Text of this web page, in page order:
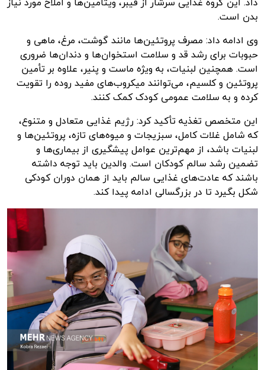
بدن است.
وی ادامه داد: مصرف پروتئین‌ها مانند گوشت، مرغ، ماهی و
حبوبات برای رشد قد و سلامت استخوان‌ها و دندان‌ها ضروری
است. همچنین لبنیات، به ویژه ماست و پنیر، علاوه بر تأمین
پروتئین و کلسیم، می‌توانند میکروب‌های مفید روده را تقویت
کرده و به سلامت عمومی کودک کمک کنند.
این متخصص تغذیه تأکید کرد: رژیم غذایی متعادل و متنوع،
که شامل غلات کامل، سبزیجات و میوه‌های تازه، پروتئین‌ها و
لبنیات باشد، از مهم‌ترین عوامل پیشگیری از بیماری‌ها و
تضمین رشد سالم کودکان است. والدین باید توجه داشته
باشند که عادت‌های غذایی سالم باید از همان دوران کودکی
شکل بگیرد تا در بزرگسالی ادامه پیدا کند.